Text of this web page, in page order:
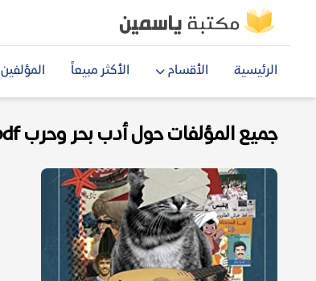
الرئيسية الأقسام الأكثر مبيعاً المؤلفين
جميع المؤلفات حول أدب بحر وحرب pdf